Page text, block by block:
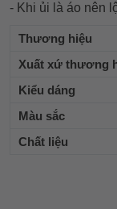
- Khi ủi là áo nên
Thương hiệu
Xuất xứ thương
Kiểu dáng
Màu sắc
Chất liệu